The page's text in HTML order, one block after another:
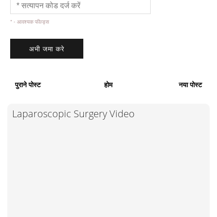
* - आवश्यक फील्ड्स
पुराने पोस्ट होम नया पोस्ट
Laparoscopic Surgery Video